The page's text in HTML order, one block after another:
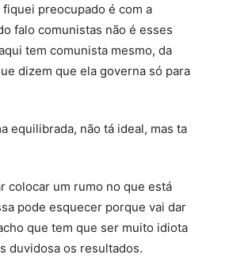
preocupado é com a
falo comunistas não é esses
tem comunista mesmo, da
dizem que ela governa só para
equilibrada, não tá ideal, mas ta
colocar um rumo no que está
pode esquecer porque vai dar
que tem que ser muito idiota
duvidosa os resultados.